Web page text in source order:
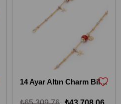
14 Ayar Altın Charm Bileklik 14KBLKİ5